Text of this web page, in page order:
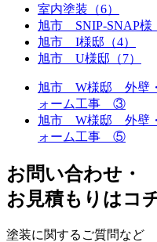
室内塗装（6）
旭市 SNIP-SNAP様
旭市 I様邸（4）
旭市 U様邸（7）
旭市 W様邸 外壁・
ォーム工事 ③
旭市 W様邸 外壁・
ォーム工事 ⑤
お問い合わせ ・
お⾒積もりはコ
塗装に関するご質問など